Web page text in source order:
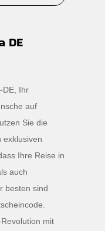
DE
DE, Ihr
auf
Sie die
exklusiven
Ihre Reise in
auch
besten sind
mit